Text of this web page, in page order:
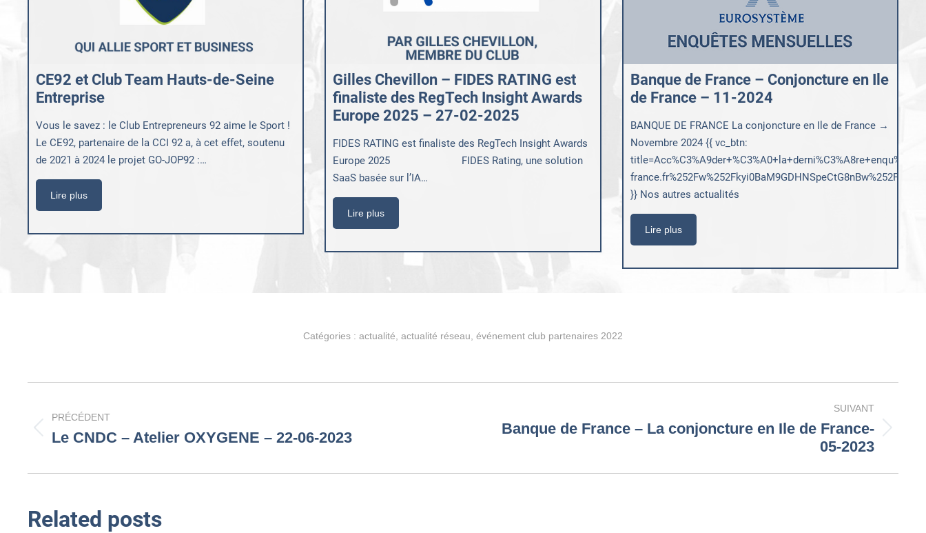
CE92 et Club Team Hauts-de-Seine
Entreprise
Vous le savez : le Club Entrepreneurs 92 aime le Sport !
Le CE92, partenaire de la CCI 92 a, à cet effet, soutenu
de 2021 à 2024 le projet GO-JOP92 :…
Lire plus
Gilles Chevillon – FIDES RATING est
finaliste des RegTech Insight Awards
Europe 2025 – 27-02-2025
FIDES RATING est finaliste des RegTech Insight Awards
Europe 2025 FIDES Rating, une solution
SaaS basée sur l’IA…
Lire plus
Banque de France – Conjoncture en Ile
de France – 11-2024
BANQUE DE FRANCE La conjoncture en Ile de France →
Novembre 2024 {{ vc_btn:
}} Nos autres actualités
Lire plus
Catégories : actualité actualité réseau événement club partenaires 2022
article
PRÉCÉDENT
Article
Le CNDC – Atelier OXYGENE – 22-06-2023
SUIVANT
ArticleBanque de France – La conjoncture en Ile de France-
05-2023
Related posts